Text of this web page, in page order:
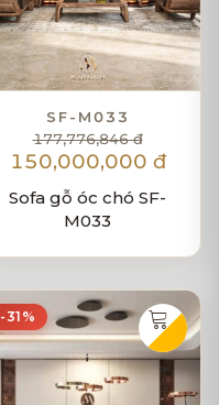
SF-M033
177,776,846 đ
150,000,000 đ
Sofa gỗ óc chó SF-
M033
-31%